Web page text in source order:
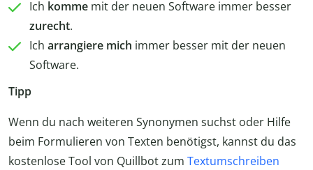
Ich komme mit der neuen Software immer besser
zurecht.
Ich arrangiere mich immer besser mit der neuen
Software.
Tipp
Wenn du nach weiteren Synonymen suchst oder Hilfe
beim Formulieren von Texten benötigst, kannst du das
kostenlose Tool von Quillbot zum Textumschreiben